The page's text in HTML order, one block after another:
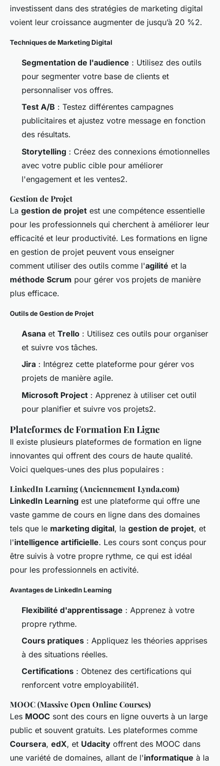
investissent dans des stratégies de marketing digital
voient leur croissance augmenter de jusqu’à 20 %2.
Techniques de Marketing Digital
Segmentation de l'audience : Utilisez des outils
pour segmenter votre base de clients et
personnaliser vos offres.
Test A/B : Testez différentes campagnes
publicitaires et ajustez votre message en fonction
des résultats.
Storytelling : Créez des connexions émotionnelles
avec votre public cible pour améliorer
l'engagement et les ventes2.
Gestion de Projet
La gestion de projet est une compétence essentielle
pour les professionnels qui cherchent à améliorer leur
efficacité et leur productivité. Les formations en ligne
en gestion de projet peuvent vous enseigner
comment utiliser des outils comme l'agilité et la
méthode Scrum pour gérer vos projets de manière
plus efficace.
Outils de Gestion de Projet
Asana et Trello : Utilisez ces outils pour organiser
et suivre vos tâches.
Jira : Intégrez cette plateforme pour gérer vos
projets de manière agile.
Microsoft Project : Apprenez à utiliser cet outil
pour planifier et suivre vos projets2.
Plateformes de Formation En Ligne
Il existe plusieurs plateformes de formation en ligne
innovantes qui offrent des cours de haute qualité.
Voici quelques-unes des plus populaires :
LinkedIn Learning (Anciennement Lynda.com)
LinkedIn Learning est une plateforme qui offre une
vaste gamme de cours en ligne dans des domaines
tels que le marketing digital, la gestion de projet, et
l'intelligence artificielle. Les cours sont conçus pour
être suivis à votre propre rythme, ce qui est idéal
pour les professionnels en activité.
Avantages de LinkedIn Learning
Flexibilité d'apprentissage : Apprenez à votre
propre rythme.
Cours pratiques : Appliquez les théories apprises
à des situations réelles.
Certifications : Obtenez des certifications qui
renforcent votre employabilité1.
MOOC (Massive Open Online Courses)
Les MOOC sont des cours en ligne ouverts à un large
public et souvent gratuits. Les plateformes comme
Coursera, edX, et Udacity offrent des MOOC dans
une variété de domaines, allant de l'informatique à la